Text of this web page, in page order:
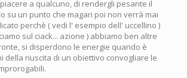
a qualcuno, di rendergli pesante il
su un punto che magari poi non verrà mai
perchè ( vedi l' esempio dell' uccellino )
sul ciack... azione ) abbiamo ben altre
si disperdono le energie quando è
della riuscita di un obiettivo convogliare le